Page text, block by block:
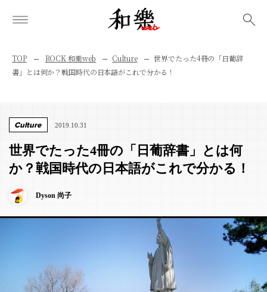
TOP ROCK 和樂web Culture
世界でたった4冊の「日葡辞
書」とは何か？戦国時代の日本語がこれで分かる！
Culture 2019.10.31
世界でたった4冊の「日葡辞書」とは何
か？戦国時代の日本語がこれで分かる！
Dyson 尚子